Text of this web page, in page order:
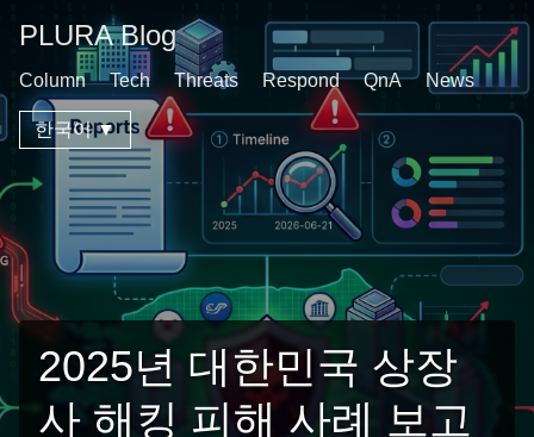
PLURA Blog
Column Tech Threats Respond QnA News
한국어 ▼
2025년 대한민국 상장
사 해킹 피해 사례 보고